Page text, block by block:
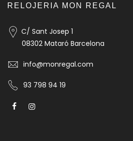
RELOJERIA MON REGAL
C/ Sant Josep 1
08302 Mataró Barcelona
info@monregal.com
93 798 94 19